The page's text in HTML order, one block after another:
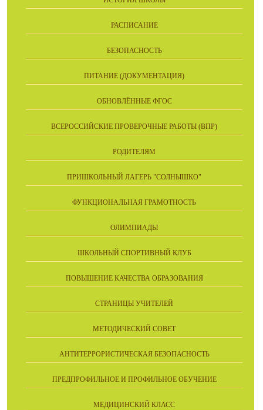
РАСПИСАНИЕ
БЕЗОПАСНОСТЬ
ПИТАНИЕ (ДОКУМЕНТАЦИЯ)
ОБНОВЛЁННЫЕ ФГОС
ВСЕРОССИЙСКИЕ ПРОВЕРОЧНЫЕ РАБОТЫ (ВПР)
РОДИТЕЛЯМ
ПРИШКОЛЬНЫЙ ЛАГЕРЬ "СОЛНЫШКО"
ФУНКЦИОНАЛЬНАЯ ГРАМОТНОСТЬ
ОЛИМПИАДЫ
ШКОЛЬНЫЙ СПОРТИВНЫЙ КЛУБ
ПОВЫШЕНИЕ КАЧЕСТВА ОБРАЗОВАНИЯ
СТРАНИЦЫ УЧИТЕЛЕЙ
МЕТОДИЧЕСКИЙ СОВЕТ
АНТИТЕРРОРИСТИЧЕСКАЯ БЕЗОПАСНОСТЬ
ПРЕДПРОФИЛЬНОЕ И ПРОФИЛЬНОЕ ОБУЧЕНИЕ
МЕДИЦИНСКИЙ КЛАСС